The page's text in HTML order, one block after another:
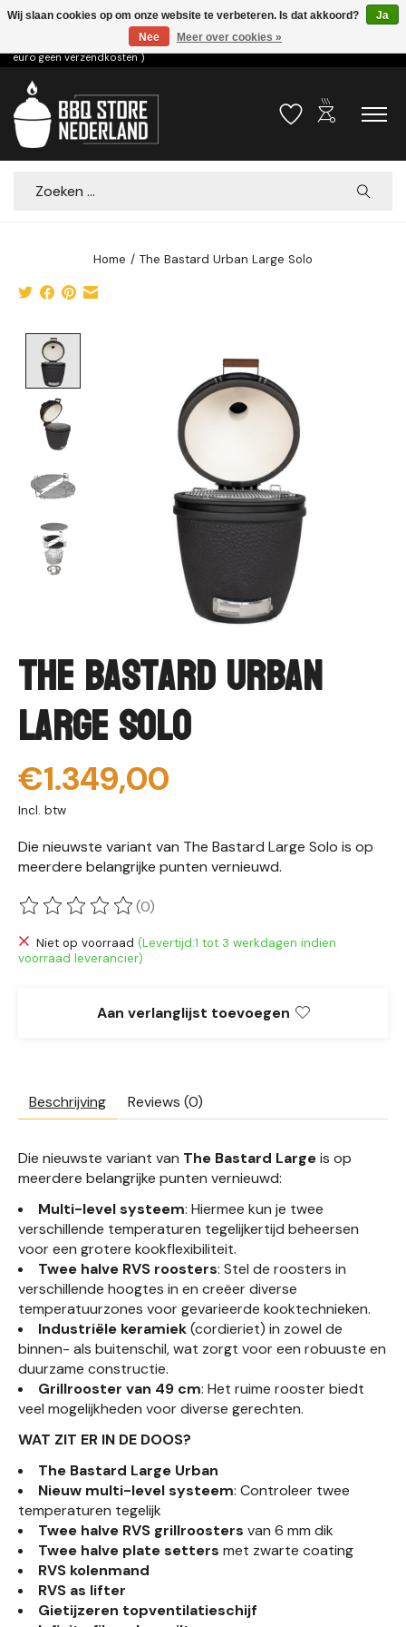
Voor 15.00u besteld dezelfde dag verzonden! ( 6,95 verzendkosten, vanaf 75
euro geen verzendkosten )
Verlanglijst
outdoor_grill
Zoeken
Home / The Bastard Urban Large Solo
The Bastard Urban
Large Solo
€1.349,00
Incl. btw
Die nieuwste variant van The Bastard Large Solo is op
meerdere belangrijke punten vernieuwd.
De beoordeling van dit product is
(0)
Niet op voorraad (Levertijd:1 tot 3 werkdagen indien
voorraad leverancier)
Aan verlanglijst toevoegen
Beschrijving Reviews (0)
Die nieuwste variant van The Bastard Largeis op
meerdere belangrijke punten vernieuwd:
Multi-level systeem: Hiermee kun je twee
verschillende temperaturen tegelijkertijd beheersen
voor een grotere kookflexibiliteit.
Twee halve RVS roosters: Stel de roosters in
verschillende hoogtes in en creëer diverse
temperatuurzones voor gevarieerde kooktechnieken.
Industriële keramiek(cordieriet) in zowel de
binnen- als buitenschil, wat zorgt voor een robuuste en
duurzame constructie.
Grillrooster van 49 cm: Het ruime rooster biedt
veel mogelijkheden voor diverse gerechten.
WAT ZIT ER IN DE DOOS?
The Bastard Large Urban
Nieuw multi-level systeem: Controleer twee
temperaturen tegelijk
Twee halve RVS grillroosters van 6 mm dik
Twee halve plate setters met zwarte coating
RVS kolenmand
RVS as lifter
Gietijzeren topventilatieschijf
Wij slaan cookies op om onze website te verbeteren. Is dat akkoord?
Ja
Nee
Meer over cookies »